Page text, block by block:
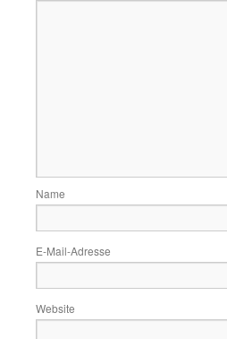
Name
E-Mail-Adresse
Website